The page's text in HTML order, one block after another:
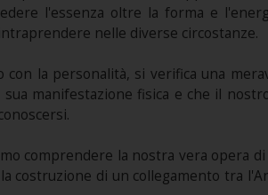
l'essenza oltre la forma e
nelle diverse circostanze.
la personalità, si verifica una
manifestazione fisica e che il
comprendere la nostra vera opera
costruzione di un collegamento tra